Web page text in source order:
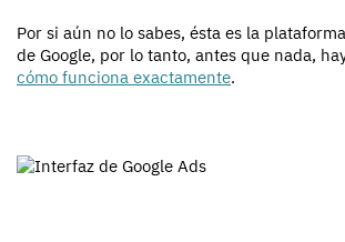
Por si aún no lo sabes, ésta es la
de Google, por lo tanto, antes que nada,
cómo funciona exactamente.